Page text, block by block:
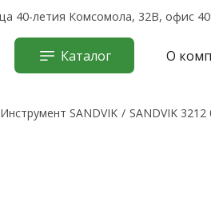
40-летия Комсомола, 32В, офис
Каталог О
Инструмент SANDVIK SANDVIK